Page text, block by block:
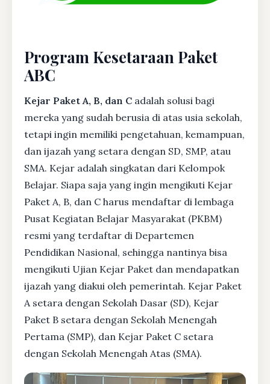
Program Kesetaraan Paket
ABC
Kejar Paket A, B, dan C adalah solusi bagi
mereka yang sudah berusia di atas usia sekolah,
tetapi ingin memiliki pengetahuan, kemampuan,
dan ijazah yang setara dengan SD, SMP, atau
SMA. Kejar adalah singkatan dari Kelompok
Belajar. Siapa saja yang ingin mengikuti Kejar
Paket A, B, dan C harus mendaftar di lembaga
Pusat Kegiatan Belajar Masyarakat (PKBM)
resmi yang terdaftar di Departemen
Pendidikan Nasional, sehingga nantinya bisa
mengikuti Ujian Kejar Paket dan mendapatkan
ijazah yang diakui oleh pemerintah. Kejar Paket
A setara dengan Sekolah Dasar (SD), Kejar
Paket B setara dengan Sekolah Menengah
Pertama (SMP), dan Kejar Paket C setara
dengan Sekolah Menengah Atas (SMA).